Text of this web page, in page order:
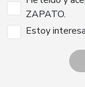
ZAPATO.
Estoy